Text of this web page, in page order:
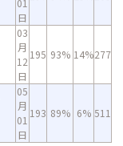
01
日
03
月
12
日
195 93% 14%277
05
月
01
日
193 89% 6% 511